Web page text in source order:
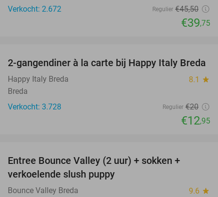
Verkocht: 2.672
Regulier €45,50
€39,75
35%
2-gangendiner à la carte bij Happy Italy Breda
Happy Italy Breda 8.1 star
Breda
Verkocht: 3.728
Regulier €20
€12,95
Entree Bounce Valley (2 uur) + sokken +
verkoelende slush puppy
Bounce Valley Breda 9.6 star